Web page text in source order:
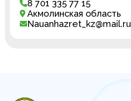
8 701 335 77 15
Акмолинская область
Nauanhazret_kz@mail.ru